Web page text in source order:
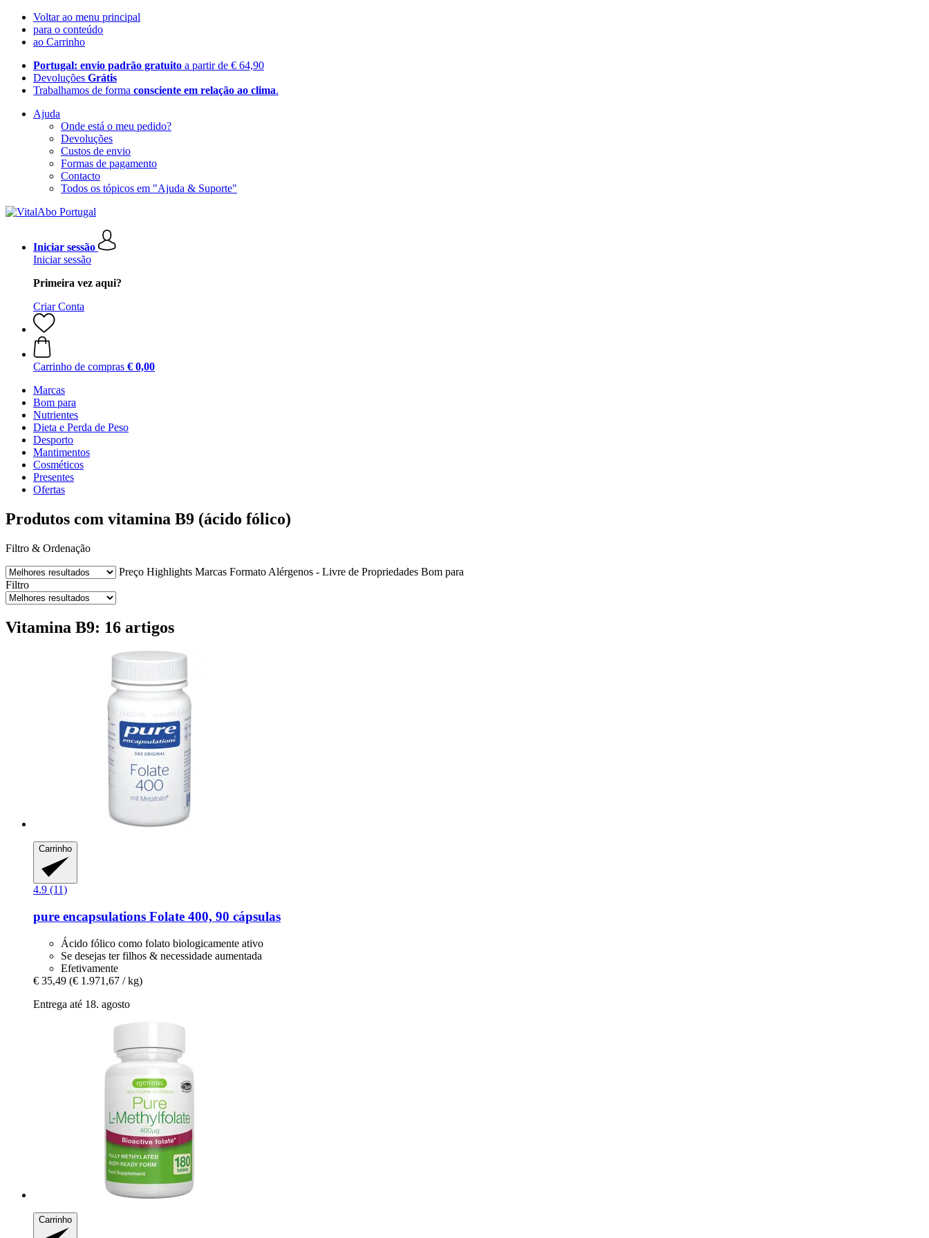
Voltar ao menu principal
para o conteúdo
ao Carrinho
Portugal: envio padrão gratuito a partir de € 64,90
Devoluções Grátis
Trabalhamos de forma consciente em relação ao clima.
Ajuda
Onde está o meu pedido?
Devoluções
Custos de envio
Formas de pagamento
Contacto
Todos os tópicos em "Ajuda & Suporte"
Iniciar sessão
Iniciar sessão
Primeira vez aqui?
Criar Conta
Carrinho de compras € 0,00
Marcas
Bom para
Nutrientes
Dieta e Perda de Peso
Desporto
Mantimentos
Cosméticos
Presentes
Ofertas
Produtos com vitamina B9 (ácido fólico)
Filtro & Ordenação
Preço Highlights Marcas Formato Alérgenos - Livre de Propriedades Bom para
Filtro
Vitamina B9: 16 artigos
Carrinho
4.9 (11)
pure encapsulations Folate 400, 90 cápsulas
Ácido fólico como folato biologicamente ativo
Se desejas ter filhos & necessidade aumentada
Efetivamente
€ 35,49 (€ 1.971,67 / kg)
Entrega até 18. agosto
Carrinho